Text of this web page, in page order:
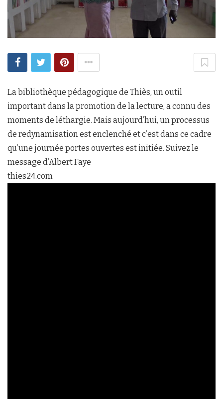
La bibliothèque pédagogique de Thiès, un outil
important dans la promotion de la lecture, a connu des
moments de léthargie. Mais aujourd’hui, un processus
de redynamisation est enclenché et c’est dans ce cadre
qu’une journée portes ouvertes est initiée. Suivez le
message d’Albert Faye
thies24.com